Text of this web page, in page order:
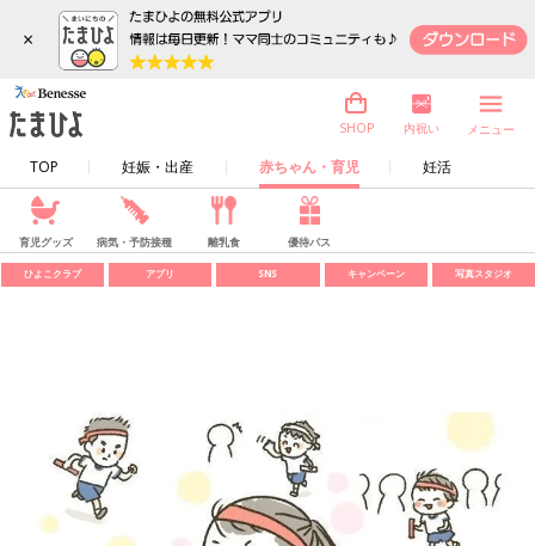
×
TOP 妊娠・出産 赤ちゃん・育児 妊活
SHOP 内祝い メニュー
育児グッズ 病気・予防接種 離乳食 優待パス
ひよこクラブ アプリ SNS キャンペーン 写真スタジオ